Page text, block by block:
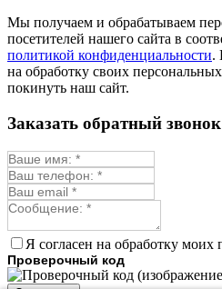
Мы получаем и обрабатываем
посетителей нашего сайта в
политикой конфиденциальности.
на обработку своих
покинуть наш сайт.
Заказать обратный звонок
Я согласен на обработку
Проверочный код